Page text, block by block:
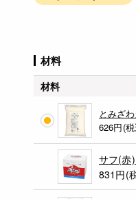
材料
材料
とみざ
626円(
サフ(赤
831円(